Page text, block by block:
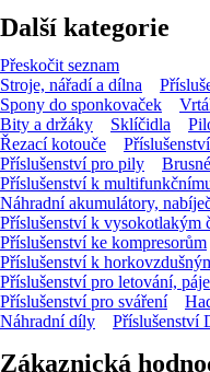
Další kategorie
Přeskočit seznam
Stroje, nářadí a dílna
Spony do sponkovaček
Bity a držáky
Sklíčidla
Řezací kotouče
Příslušenství pro pily
Příslušenství k
Náhradní akumulátory,
Příslušenství k vysokotlakým
Příslušenství ke kompresorům
Příslušenství k
Příslušenství pro letování,
Příslušenství pro sváření
Náhradní díly
Příslušenství
Zákaznická